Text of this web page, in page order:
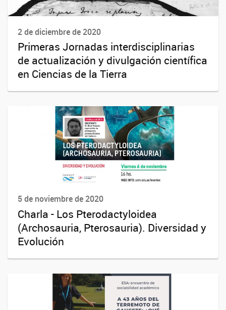
2 de diciembre de 2020
Primeras Jornadas interdisciplinarias
de actualización y divulgación científica
en Ciencias de la Tierra
5 de noviembre de 2020
Charla - Los Pterodactyloidea
(Archosauria, Pterosauria). Diversidad y
Evolución